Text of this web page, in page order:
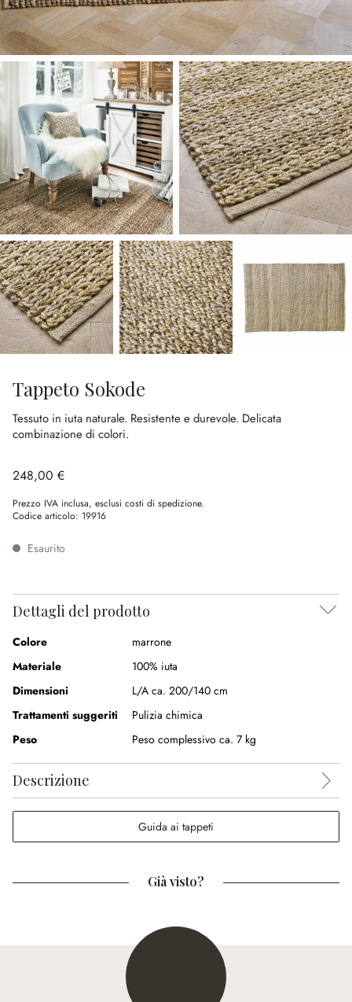
Tappeto Sokode
Tessuto in iuta naturale. Resistente e durevole. Delicata
combinazione di colori.
248,00 €
Prezzo IVA inclusa, esclusi costi di spedizione.
Codice articolo: 19916
Esaurito
Dettagli del prodotto
Colore
marrone
Materiale
100% iuta
Dimensioni
L/A ca. 200/140 cm
Trattamenti suggeriti
Pulizia chimica
Peso
Peso complessivo ca. 7 kg
Descrizione
Guida ai tappeti
Già visto?